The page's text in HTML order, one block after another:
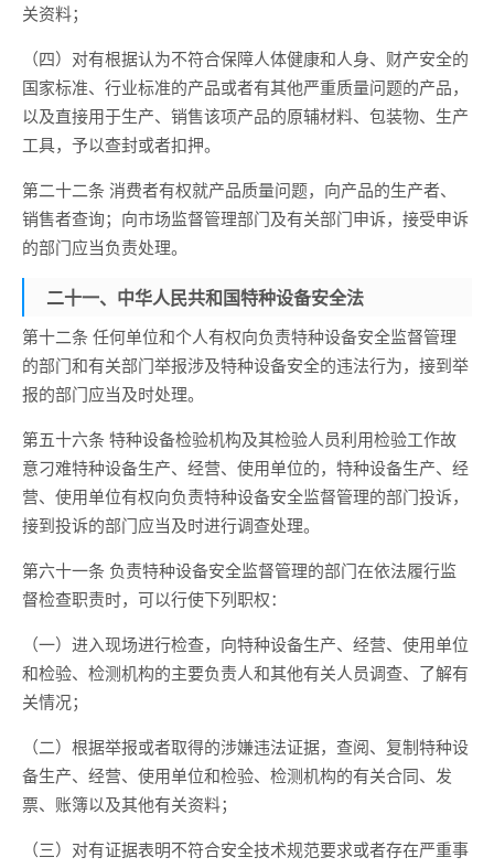
关资料；
（四）对有根据认为不符合保障人体健康和人身、财产安全的
国家标准、行业标准的产品或者有其他严重质量问题的产品，
以及直接用于生产、销售该项产品的原辅材料、包装物、生产
工具，予以查封或者扣押。
第二十二条 消费者有权就产品质量问题，向产品的生产者、
销售者查询；向市场监督管理部门及有关部门申诉，接受申诉
的部门应当负责处理。
二十一、中华人民共和国特种设备安全法
第十二条 任何单位和个人有权向负责特种设备安全监督管理
的部门和有关部门举报涉及特种设备安全的违法行为，接到举
报的部门应当及时处理。
第五十六条 特种设备检验机构及其检验人员利用检验工作故
意刁难特种设备生产、经营、使用单位的，特种设备生产、经
营、使用单位有权向负责特种设备安全监督管理的部门投诉，
接到投诉的部门应当及时进行调查处理。
第六十一条 负责特种设备安全监督管理的部门在依法履行监
督检查职责时，可以行使下列职权：
（一）进入现场进行检查，向特种设备生产、经营、使用单位
和检验、检测机构的主要负责人和其他有关人员调查、了解有
关情况；
（二）根据举报或者取得的涉嫌违法证据，查阅、复制特种设
备生产、经营、使用单位和检验、检测机构的有关合同、发
票、账簿以及其他有关资料；
（三）对有证据表明不符合安全技术规范要求或者存在严重事